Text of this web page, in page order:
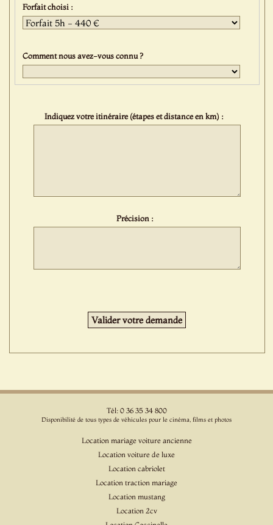
Forfait choisi :
Comment nous avez-vous connu ?
Indiquez votre itinéraire (étapes et distance en km) :
Précision :
Tél: 0 36 35 34 800
Disponibilité de tous types de véhicules pour le cinéma, films et photos
Location mariage voiture ancienne
Location voiture de luxe
Location cabriolet
Location traction mariage
Location mustang
Location 2cv